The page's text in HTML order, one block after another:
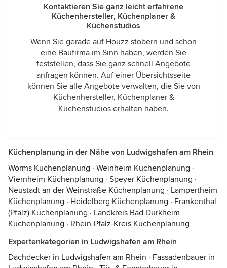
Kontaktieren Sie ganz leicht erfahrene
Küchenhersteller, Küchenplaner &
Küchenstudios
Wenn Sie gerade auf Houzz stöbern und schon
eine Baufirma im Sinn haben, werden Sie
feststellen, dass Sie ganz schnell Angebote
anfragen können. Auf einer Übersichtsseite
können Sie alle Angebote verwalten, die Sie von
Küchenhersteller, Küchenplaner &
Küchenstudios erhalten haben.
Küchenplanung in der Nähe von Ludwigshafen am Rhein
Worms Küchenplanung · Weinheim Küchenplanung ·
Viernheim Küchenplanung · Speyer Küchenplanung ·
Neustadt an der Weinstraße Küchenplanung · Lampertheim
Küchenplanung · Heidelberg Küchenplanung · Frankenthal
(Pfalz) Küchenplanung · Landkreis Bad Dürkheim
Küchenplanung · Rhein-Pfalz-Kreis Küchenplanung
Expertenkategorien in Ludwigshafen am Rhein
Dachdecker in Ludwigshafen am Rhein · Fassadenbauer in